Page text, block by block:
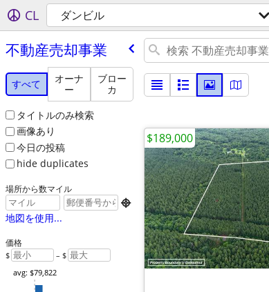
CL ダンビル
不動産売却事業
すべて
オーナ
ー
ブロー
カ
タイトルのみ検索
画像あり
今日の投稿
hide duplicates
場所から数マイル

地図を使用...
価格
$ – $
avg: $79,822
$189,000